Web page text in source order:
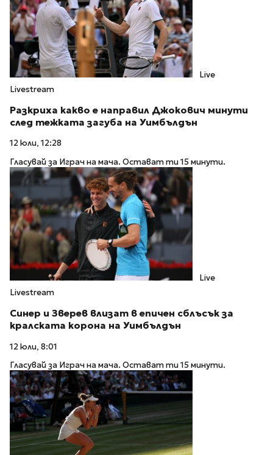
Live
Livestream
Разкриха какво е направил Джокович минути
след тежката загуба на Уимбълдън
12 юли, 12:28
Гласувай за Играч на мача. Остават ти 15 минути.
Live
Livestream
Синер и Зверев влизат в епичен сблъсък за
кралската корона на Уимбълдън
12 юли, 8:01
Гласувай за Играч на мача. Остават ти 15 минути.